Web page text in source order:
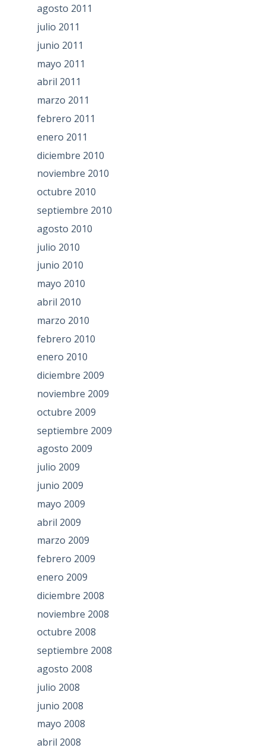
agosto 2011
julio 2011
junio 2011
mayo 2011
abril 2011
marzo 2011
febrero 2011
enero 2011
diciembre 2010
noviembre 2010
octubre 2010
septiembre 2010
agosto 2010
julio 2010
junio 2010
mayo 2010
abril 2010
marzo 2010
febrero 2010
enero 2010
diciembre 2009
noviembre 2009
octubre 2009
septiembre 2009
agosto 2009
julio 2009
junio 2009
mayo 2009
abril 2009
marzo 2009
febrero 2009
enero 2009
diciembre 2008
noviembre 2008
octubre 2008
septiembre 2008
agosto 2008
julio 2008
junio 2008
mayo 2008
abril 2008